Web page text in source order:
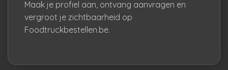
Maak je profiel aan, ontvang aanvragen en
vergroot je zichtbaarheid op
Foodtruckbestellen.be.